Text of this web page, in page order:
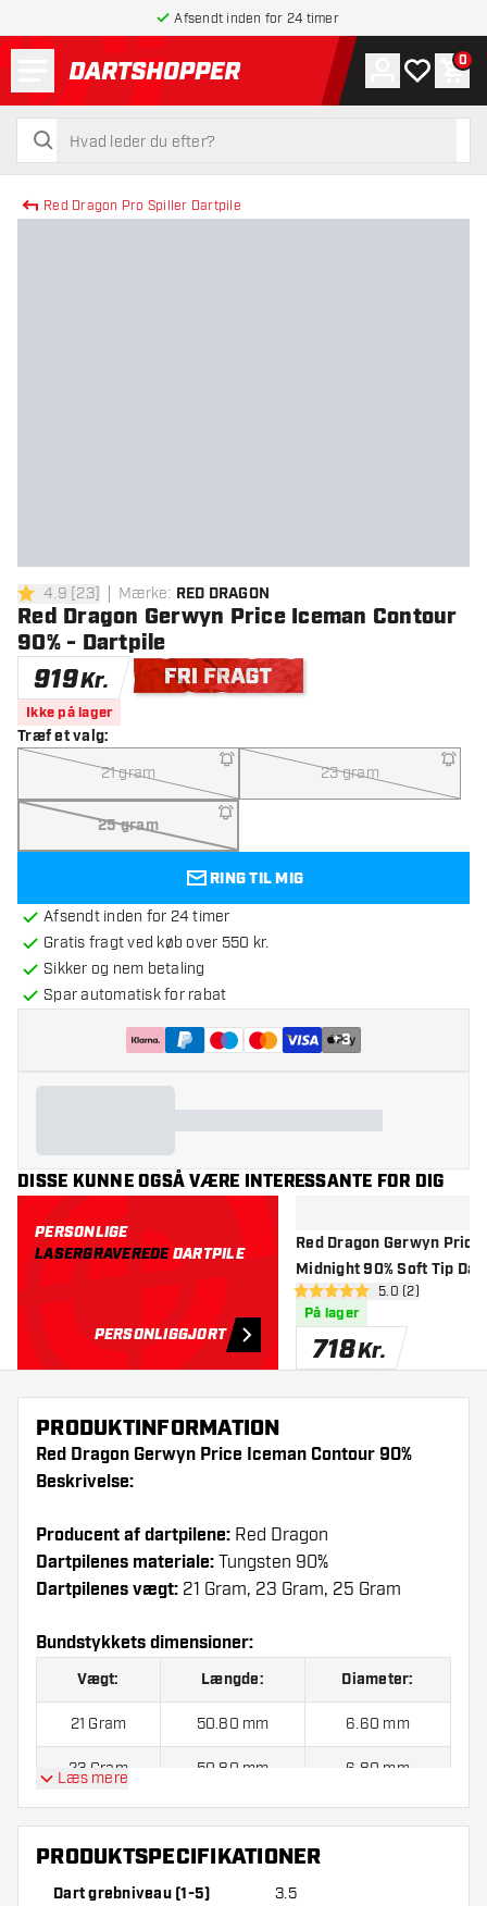
Afsendt inden for 24 timer
tilbage til forsiden
søg
søg
Konto
Min 0
Red Dragon Pro Spiller Dartpile
4.9 bedømmelsesstjerner
4.9 [23] Mærke: RED DRAGON
Red Dragon Gerwyn Price Iceman Contour
90% - Dartpile
919Kr.
Ikke på lager
Træf et valg:
21 gram 23 gram
25 gram
RING TIL MIG
Afsendt inden for 24 timer
Gratis fragt ved køb over 550 kr.
Sikker og nem betaling
Spar automatisk for rabat
+3
DISSE KUNNE OGSÅ VÆRE INTERESSANTE FOR DIG
PERSONLIGE
LASERGRAVEREDEDARTPILE
PERSONLIGGJORT
Red Dragon Gerwyn Price
Midnight 90% Soft Tip
åbn
5 bedømmelsesstjerner
5.0 (2)
På lager
718Kr.
PRODUKTINFORMATION
Red Dragon Gerwyn Price Iceman Contour 90%
Beskrivelse:
Producent af dartpilene: Red Dragon
Dartpilenes materiale: Tungsten 90%
Dartpilenes vægt: 21 Gram, 23 Gram, 25 Gram
Bundstykkets dimensioner:
Vægt: Længde: Diameter:
21 Gram 50.80 mm 6.60 mm
23 Gram 50.80 mm 6.80 mm
25 Gram 50.80 mm 7.00 mm
Red Dragon Gerwyn Price Iceman Contour 90%
Læs mere
PRODUKTSPECIFIKATIONER
Dart grebniveau (1-5) 3.5